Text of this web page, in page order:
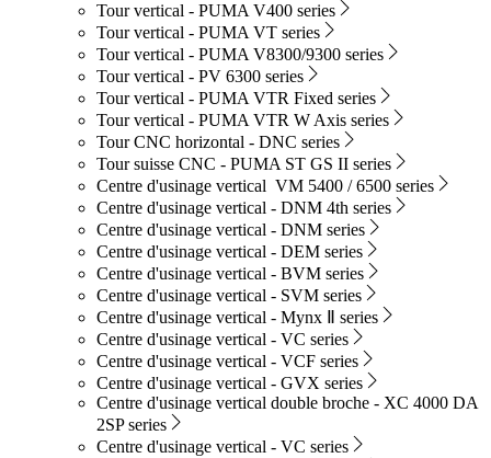
Tour vertical - PUMA V400 series
Tour vertical - PUMA VT series
Tour vertical - PUMA V8300/9300 series
Tour vertical - PV 6300 series
Tour vertical - PUMA VTR Fixed series
Tour vertical - PUMA VTR W Axis series
Tour CNC horizontal - DNC series
Tour suisse CNC - PUMA ST GS II series
Centre d'usinage vertical VM 5400 / 6500 series
Centre d'usinage vertical - DNM 4th series
Centre d'usinage vertical - DNM series
Centre d'usinage vertical - DEM series
Centre d'usinage vertical - BVM series
Centre d'usinage vertical - SVM series
Centre d'usinage vertical - Mynx Ⅱ series
Centre d'usinage vertical - VC series
Centre d'usinage vertical - VCF series
Centre d'usinage vertical - GVX series
Centre d'usinage vertical double broche - XC 4000 DA
2SP series
Centre d'usinage vertical - VC series